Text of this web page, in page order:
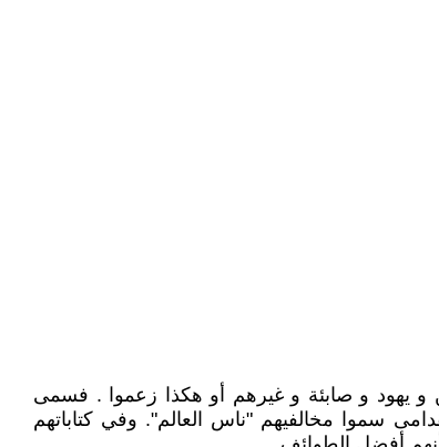
و يهود و صابئة و غيرهم أو هكذا زعموا . فسمى
سموا مخالفيهم "ناس العالم". وفي كتاباتهم